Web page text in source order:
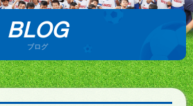
BLOG
ブログ